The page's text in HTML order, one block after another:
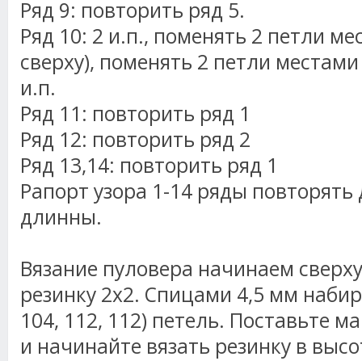
Ряд 9: повторить ряд 5.
Ряд 10: 2 и.п., поменять 2 петли
сверху), поменять 2 петли
и.п.
Ряд 11: повторить ряд 1
Ряд 12: повторить ряд 2
Ряд 13,14: повторить ряд 1
Рапорт узора 1-14 ряды
длинны.
Вязание пуловера начинаем
резинку 2х2. Спицами 4,5 мм
104, 112, 112) петель. Поставьте
и начинайте вязать резинку в